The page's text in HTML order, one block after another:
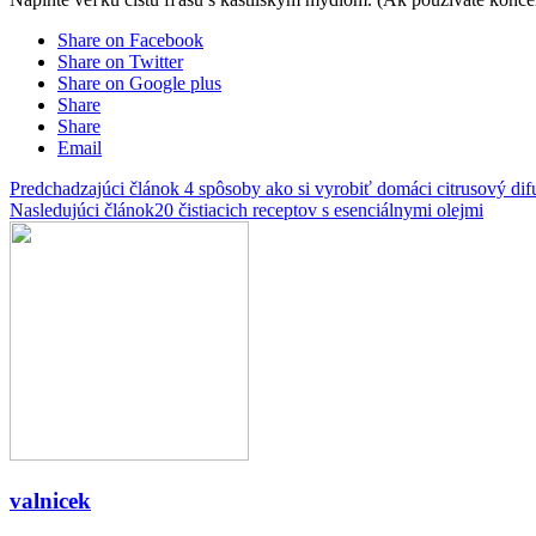
Share on Facebook
Share on Twitter
Share on Google plus
Share
Share
Email
Predchadzajúci článok 4 spôsoby ako si vyrobiť domáci citrusový
Nasledujúci článok20 čistiacich receptov s esenciálnymi olejmi
valnicek